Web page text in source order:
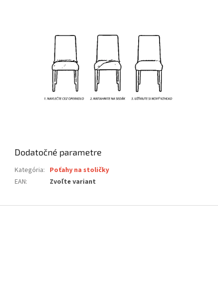
Dodatočné parametre
Kategória: Poťahy na stoličky
EAN: Zvoľte variant